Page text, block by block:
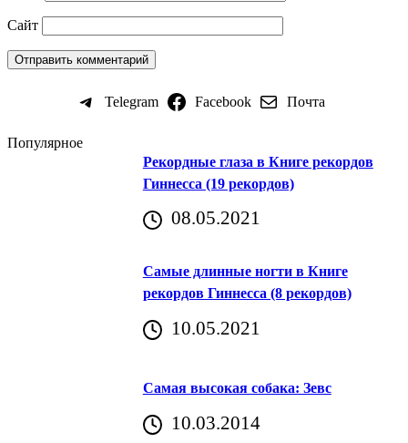
Сайт
Telegram Facebook Почта
Популярное
Рекордные глаза в Книге рекордов
Гиннесса (19 рекордов)
08.05.2021
Самые длинные ногти в Книге
рекордов Гиннесса (8 рекордов)
10.05.2021
Самая высокая собака: Зевс
10.03.2014